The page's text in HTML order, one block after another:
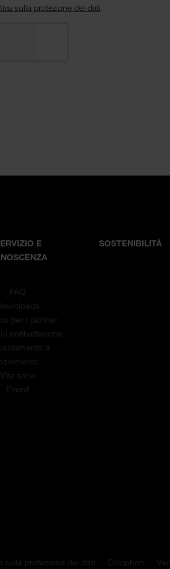
sulla protezione dei dati
E
FAQ
per i partner
antibatteriche
a
Vita sana
Eventi
SOSTENIBILITÀ
sulla protezione dei dati Colophon